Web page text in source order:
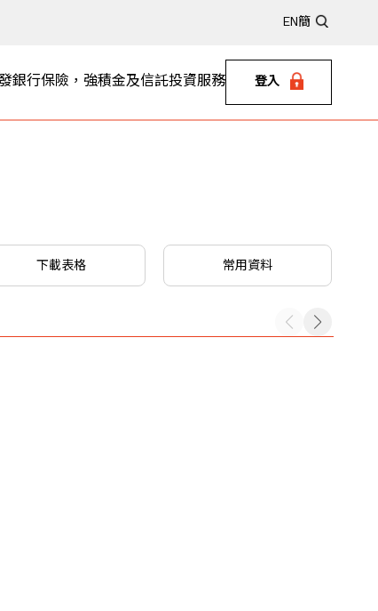
EN 簡
銀行保險，強積金及信託投資服務 登入
下載表格 常用資料